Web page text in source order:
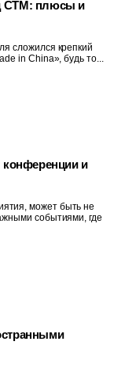
СТМ: плюсы и
сложился крепкий
in China», будь то...
и
может быть не
событиями, где